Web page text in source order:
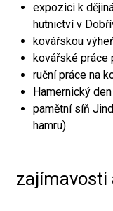
expozici k
hutnictví v
kovářskou
kovářské práce
ruční práce na
Hamernický den
pamětní síň
hamru)
zajímavosti